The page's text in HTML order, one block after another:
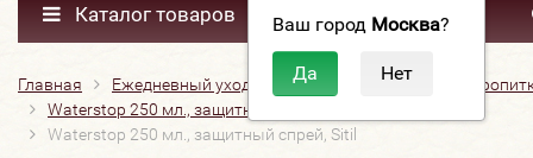
Ваш город Москва?
Каталог товаров
Главная Ежедневный уход Защитные пропитки
Waterstop 250 мл., защитный спрей, Sitil
Waterstop 250 мл., защитный спрей, Sitil